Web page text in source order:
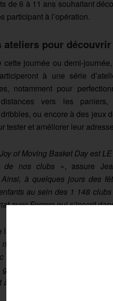
de 6 à 11 ans souhaitant
participant à l’opération.
ateliers pour
cette journée ou demi-
à une série
notamment pour
vers les paniers,
ou encore à des jeux
tester et améliorer leur
of Moving Basket Day est
de nos clubs », assure
à quelques jours des
au sein des 1 148
avec Ferrero qui s’inscrit
Sociétal pour
programme Kinder Joy
la FFBB est une évidence
au programme Kinder
découvrir de nouvelles